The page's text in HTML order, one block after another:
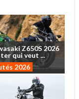
Z650S 2026
quiveut ...
2026